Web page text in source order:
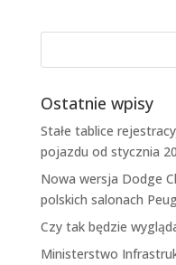
Ostatnie wpisy
Stałe tablice
pojazdu od stycznia
Nowa wersja Dodge
polskich salonach
Czy tak będzie
Ministerstwo